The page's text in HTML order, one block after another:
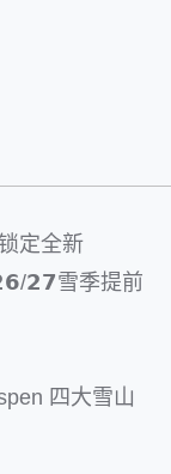
定全新
𝟮𝟳雪季提前
四大雪山